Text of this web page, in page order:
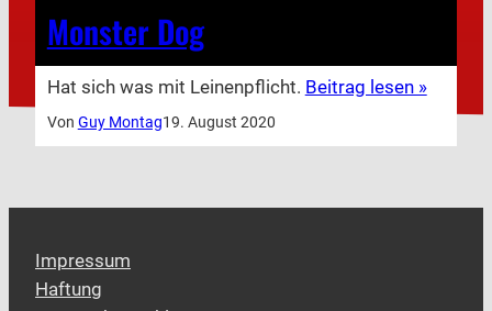
Monster Dog
Hat sich was mit Leinenpflicht. Beitrag lesen »
Von Guy Montag19. August 2020
Impressum
Haftung